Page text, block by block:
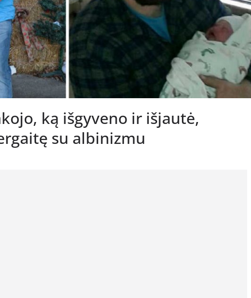
ką išgyveno ir išjautė,
su albinizmu